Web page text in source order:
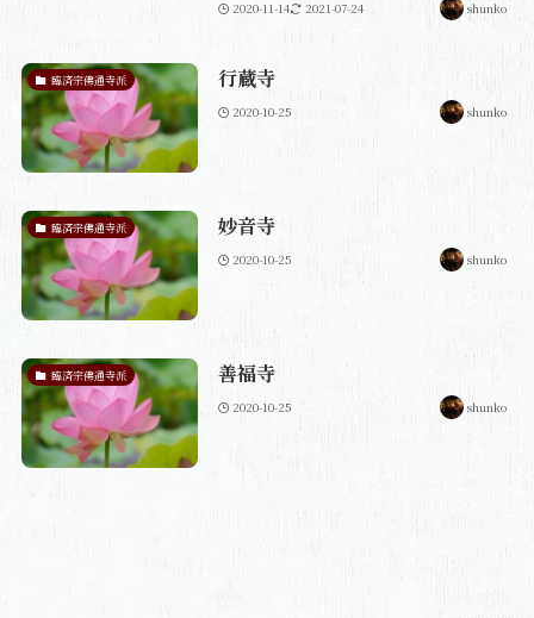
2020-11-14 2021-07-24 shunko
臨済宗佛通寺派 行蔵寺
2020-10-25 shunko
臨済宗佛通寺派 妙音寺
2020-10-25 shunko
臨済宗佛通寺派 善福寺
2020-10-25 shunko